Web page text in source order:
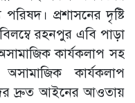
প্রশাসনের দৃষ্টি
রহনপুর এবি পাড়া
কার্যকলাপ সহ
কার্যকলাপ
দ্রুত আইনের আওতায়